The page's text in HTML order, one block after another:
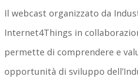
Il webcast organizzato da
Internet4Things in
permette di comprendere e
opportunità di sviluppo